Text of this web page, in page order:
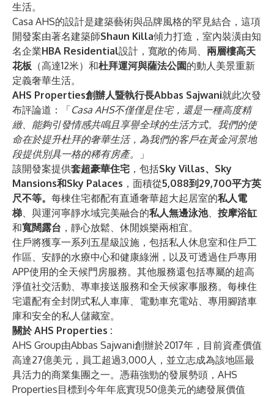
生活。
Casa AHS的設計是建築藝術與品牌風格的罕見結合，這項
開發案由著名建築師Shaun Killa傾力打造，室內裝潢由知
名企業HBA Residential設計，寬敞的佈局、 兩層樓高天
花板 （高達12米）和杜拜運河與薩法公園的動人美景重新
定義奢華生活。
AHS Properties創辦人暨執行長Abbas Sajwani就此次發
布評論道：「Casa AHS不僅僅是住宅，還是一種高度精
緻、能夠引發情感共鳴且享譽全球的生活方式。我們的使
命在於提升杜拜的奢華生活，為我們的客戶在黃金河景地
段提供別具一格的稀有房產。
」
該開發案提供套超豪華住宅 ，包括Sky Villas、Sky
Mansions和Sky Palaces ，面積從5,088到29,700平方英
尺不等。 每棟住宅都配有直通奢華超大起居室的私人電
梯、與運河寧靜水域完美融合的私人無邊泳池、 按摩浴缸
和寬闊露台 ，靜心放鬆、休閒娛樂兩相宜。
住戶將獲享一系列五星級設施，包括私人休息室和住戶工
作區、安靜的水療中心和健康綠洲，以及可透過住戶專用
APP使用的全天候門房服務。其他服務還包括專屬的超高
淨值社交活動、專車接送服務和全天候家事服務。每棟住
宅還配有全封閉式私人車庫、電動車充電站、專用腳踏車
庫和安全的私人儲藏室。
關於 AHS Properties :
AHS Group由Abbas Sajwani創辦於2017年，目前資產價值
高達27億美元，員工超過3,000人，並立志成為該地區最
具活力的商業集團之一。憑藉強勁的發展勢頭，AHS
Properties目標到今年年底實現50億美元的總發展價值